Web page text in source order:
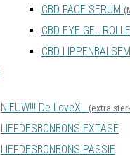
CBD FACE SERUM
CBD EYE GEL
CBD LIPPENBALSEM
NIEUW!!! De LoveXL (extra
LIEFDESBONBONS EXTASE
LIEFDESBONBONS PASSIE